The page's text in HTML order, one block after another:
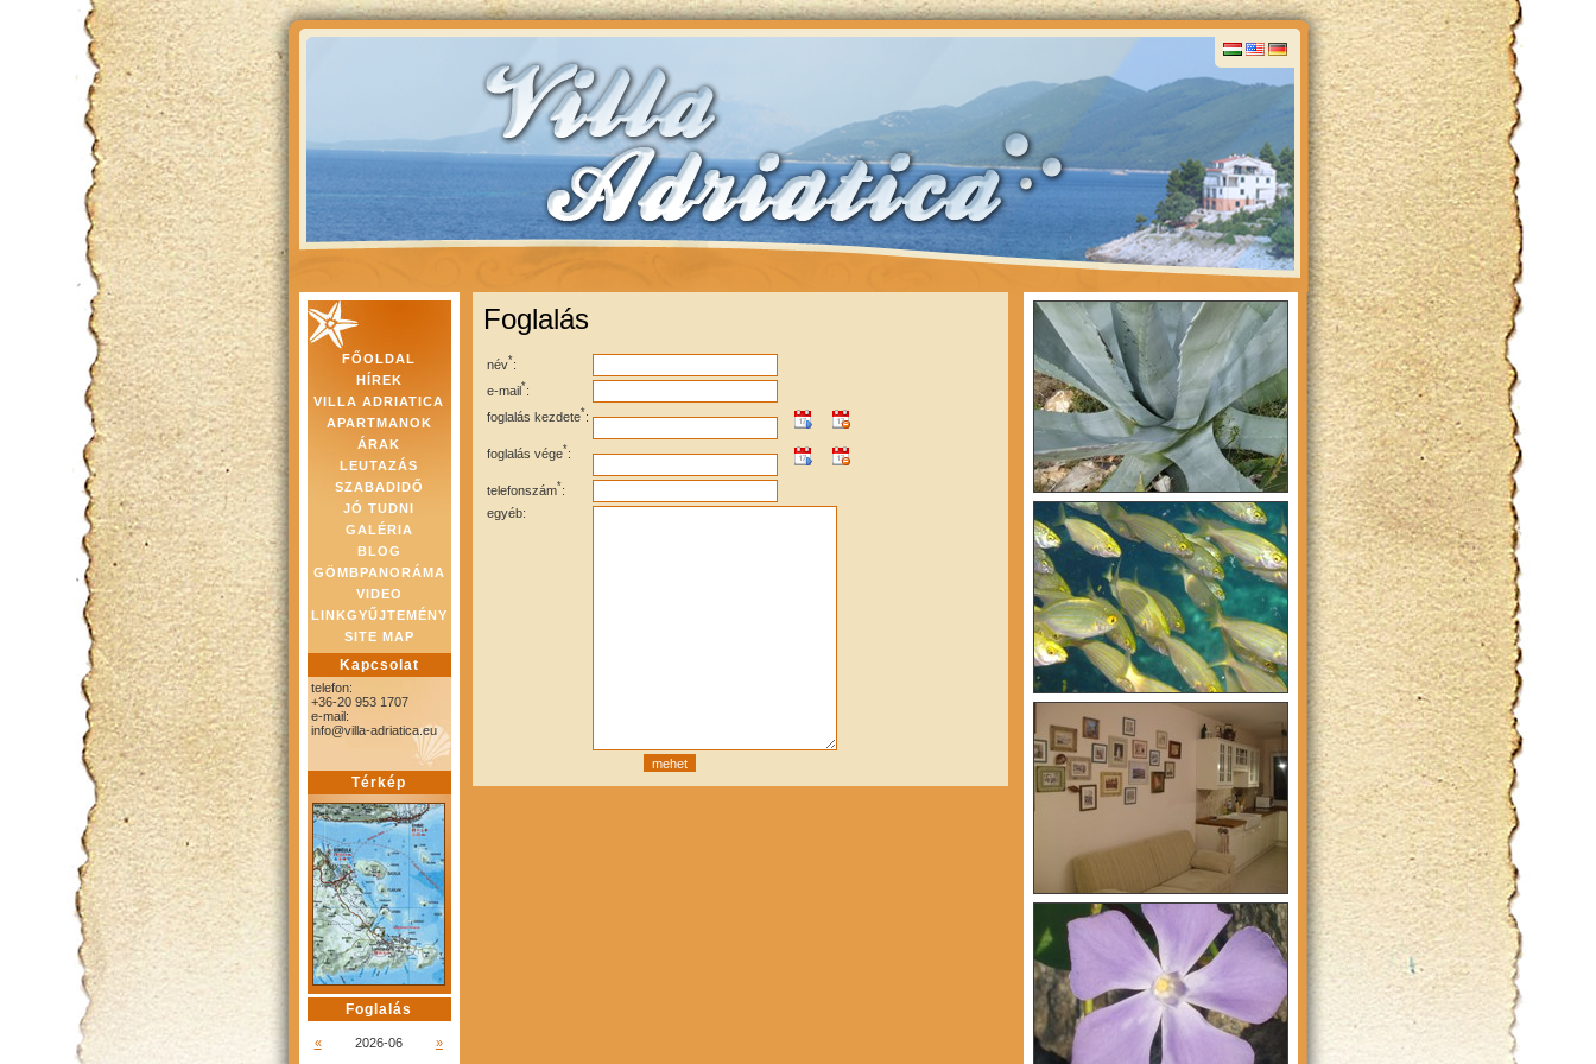
FŐOLDAL
HÍREK
VILLA ADRIATICA
APARTMANOK
ÁRAK
LEUTAZÁS
SZABADIDŐ
JÓ TUDNI
GALÉRIA
BLOG
GÖMBPANORÁMA
VIDEO
LINKGYŰJTEMÉNY
SITE MAP
Kapcsolat
telefon:
+36-20 953 1707
e-mail:
info@villa-adriatica.eu
Térkép
Foglalás
« 2026-06 »
Foglalás
név*:
e-mail*:
foglalás kezdete*:
foglalás vége*:
telefonszám*:
egyéb: